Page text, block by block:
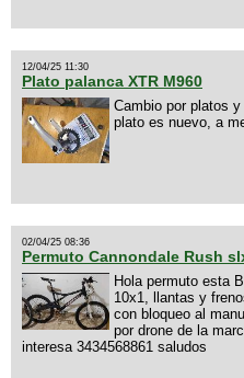
12/04/25 11:30
Plato palanca XTR M960
Cambio por platos
plato es nuevo, a
02/04/25 08:36
Permuto Cannondale Rush
Hola permuto esta
10x1, llantas y
con bloqueo al
por drone de la
interesa 3434568861 saludos